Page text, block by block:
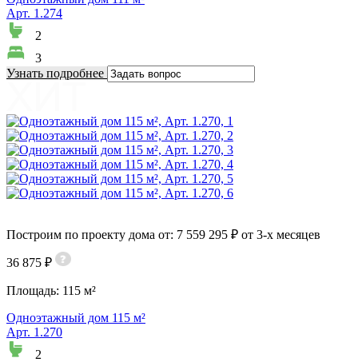
Арт. 1.274
2
3
Узнать подробнее
Построим по проекту дома от: 7 559 295 ₽ от 3-х месяцев
36 875 ₽
Площадь: 115 м²
Одноэтажный дом 115 м²
Арт. 1.270
2